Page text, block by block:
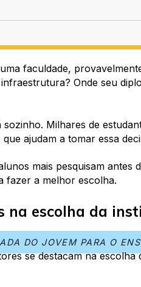
faculdade,
Onde seu
Milhares de
ajudam a tomar essa
mais pesquisam antes
fazer a melhor escolha.
na escolha da
DO JOVEM PARA O
se destacam na escolha